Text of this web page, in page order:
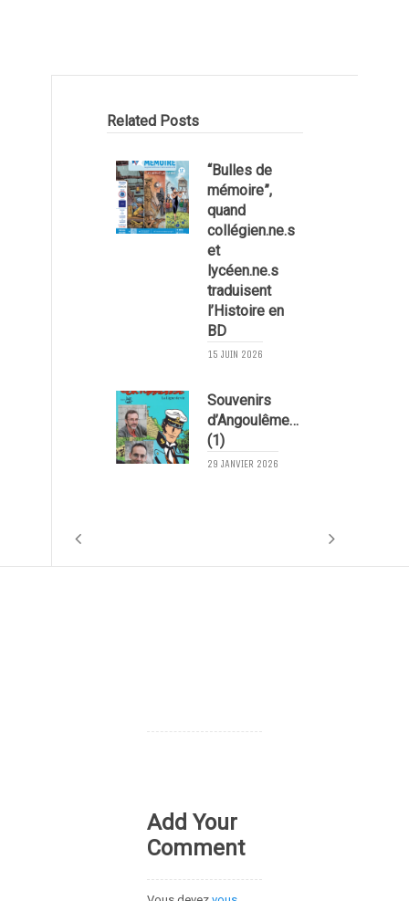
Related Posts
“Bulles de
mémoire”,
quand
collégien.ne.s
et
lycéen.ne.s
traduisent
l’Histoire en
BD
15 JUIN 2026
Souvenirs
d’Angoulême…
(1)
29 JANVIER 2026
Add Your
Comment